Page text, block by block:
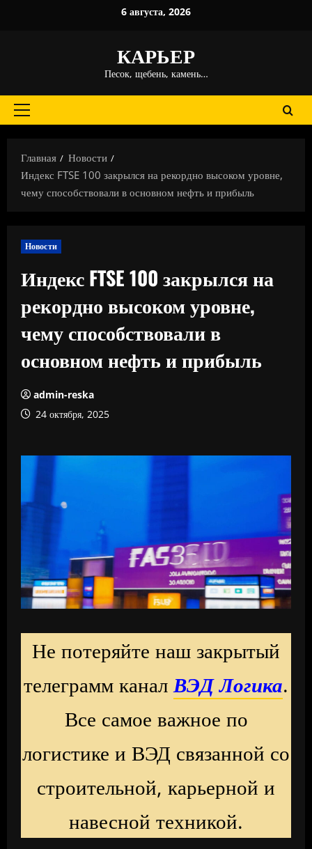
6 августа, 2026
КАРЬЕР
Песок, щебень, камень…
Основное
Главная
Новости
Индекс FTSE 100 закрылся на рекордно высоком уровне,
чему способствовали в основном нефть и прибыль
Новости
Индекс FTSE 100 закрылся на
рекордно высоком уровне,
чему способствовали в
основном нефть и прибыль
admin-reska
24 октября, 2025
Не потеряйте наш закрытый
телеграмм каналВЭД Логика.
Все самое важное по
логистике и ВЭД связанной со
строительной, карьерной и
навесной техникой.